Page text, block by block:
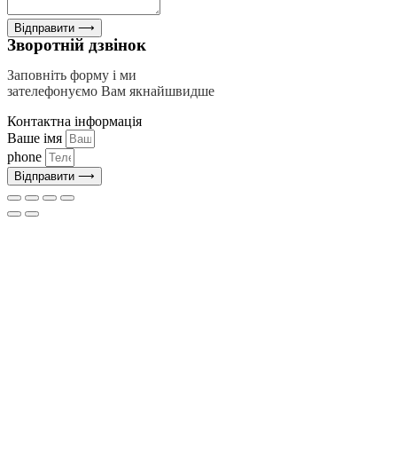
Відправити ⟶
Зворотній дзвінок
Заповніть форму і ми
зателефонуємо Вам якнайшвидше
Контактна інформація
Ваше імя
phone
Відправити ⟶